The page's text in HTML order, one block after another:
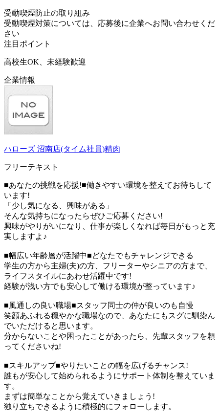
受動喫煙防止の取り組み
受動喫煙対策については、応募後に企業へお問い合わせくだ
さい
注目ポイント
高校生OK、未経験歓迎
企業情報
ハローズ 沼南店(タイム社員)精肉
フリーテキスト
■あなたの挑戦を応援!■働きやすい環境を整えてお待ちして
います!
「少し気になる、興味がある」
そんな気持ちになったらぜひご応募ください!
興味がやりがいになり、仕事が楽しくなれば毎日がもっと充
実しますよ♪
■幅広い年齢層が活躍中■どなたでもチャレンジできる
学生の方から主婦(夫)の方、フリーターやシニアの方まで、
ライフスタイルにあわせ活躍中です!
経験が浅い方でも安心して働ける環境が整っています♪
■風通しの良い職場■スタッフ同士の仲が良いのも自慢
笑顔あふれる穏やかな職場なので、あなたにもスグに馴染ん
でいただけると思います。
分からないことや困ったことがあったら、先輩スタッフを頼
ってくださいね!
■スキルアップ■やりたいことの幅を広げるチャンス!
誰もが安心して始められるようにサポート体制を整えていま
す。
まずは簡単なことから覚えていきましょう!
独り立ちできるように積極的にフォローします。